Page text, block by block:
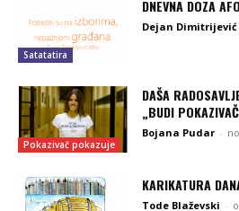
Satatatira
DNEVNA DOZA
Dejan
Pokazivač pokazuje
DAŠA
„BUDI
Bojana Pudar -
KARIKATURA
Tode Blaževski -